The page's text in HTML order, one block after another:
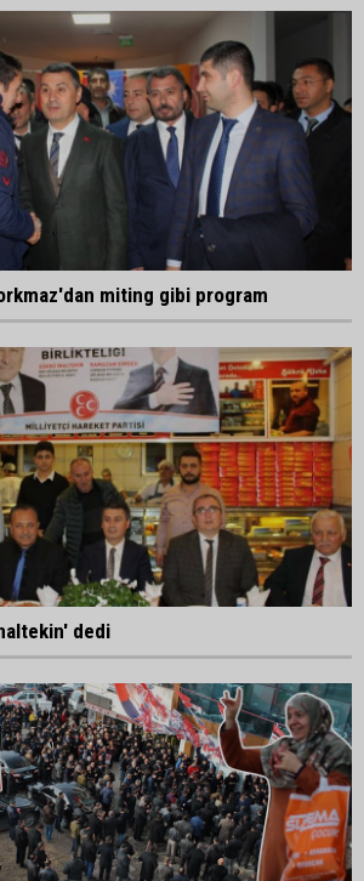
miting gibi program
dedi